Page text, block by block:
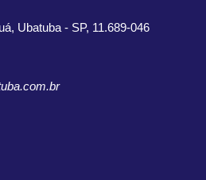
Ubatuba - SP, 11.689-046